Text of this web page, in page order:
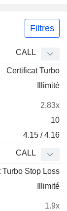
Filtres
Levier Parité
CALL
Certificat Turbo
Illimité
2.83x
10
4.15 / 4.16
CALL
Turbo Stop Loss
Illimité
1.9x